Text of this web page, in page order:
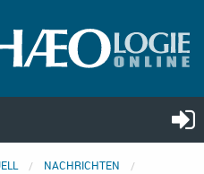
NACHRICHTEN